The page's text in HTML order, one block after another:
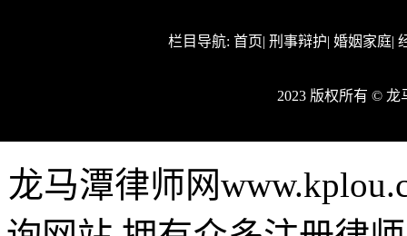
栏目导航:首页|刑事辩护|婚姻家庭|
2023 版权所有 ©
龙马潭律师网